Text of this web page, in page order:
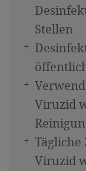
Essen &
Feste &
Osttiroler
Urlaub in
Stellen
Viruzid
Viruzid